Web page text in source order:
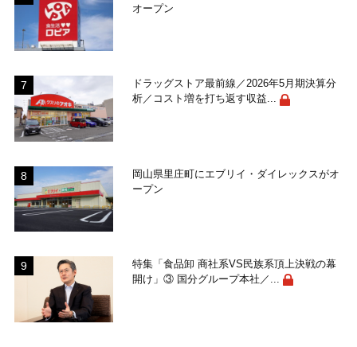
オープン
ドラッグストア最前線／2026年5月期決算分
析／コスト増を打ち返す収益...
岡山県里庄町にエブリイ・ダイレックスがオ
ープン
特集「食品卸 商社系VS民族系頂上決戦の幕
開け」③ 国分グループ本社／...